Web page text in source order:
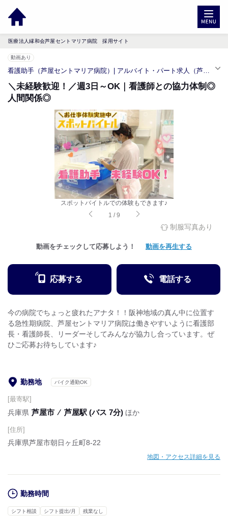
医療法人縁和会芦屋セントマリア病院 採用サイト
動画あり
看護助手（芦屋セントマリア病院）| アルバイト・パート求人（芦屋駅）
＼未経験歓迎！／週3日～OK｜看護師との協力体制◎
人間関係◎
スポットバイトルでの体験もできます♪
1 /9
制服写真あり
動画をチェックして応募しよう！ 動画を再生する
応募する 電話する
今の病院でちょっと疲れたアナタ！！阪神地域の真ん中に位置す
る急性期病院、芦屋セントマリア病院は働きやすいように看護部
長・看護師長、リーダーそしてみんなが協力し合っています。ぜ
ひご応募お待ちしています♪
勤務地 バイク通勤OK
[最寄駅]
兵庫県 芦屋市 ⁄ 芦屋駅 (バス 7分) ほか
[住所]
兵庫県芦屋市朝日ヶ丘町8-22
地図・アクセス詳細を見る
勤務時間
シフト相談 シフト提出/月 残業なし